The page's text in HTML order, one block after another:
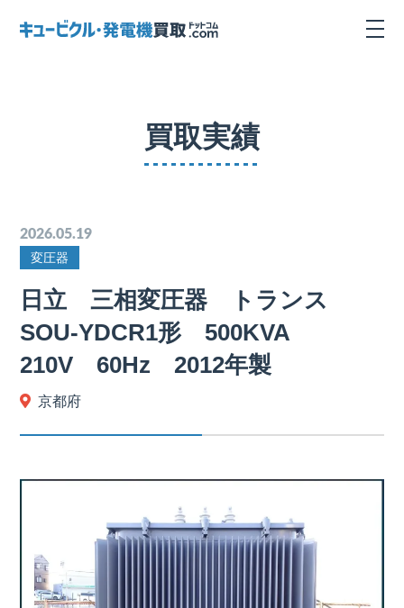
買取実績
2026.05.19
変圧器
日立 三相変圧器 トランス
SOU-YDCR1形 500KVA
210V 60Hz 2012年製
京都府